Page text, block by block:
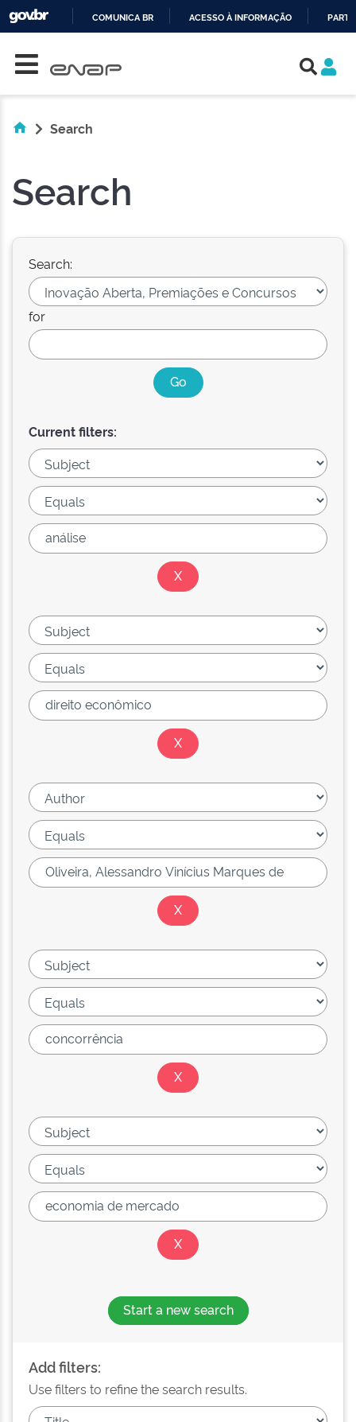
COMUNICA BR ACESSO À INFORMAÇÃO
Search
Search
Search:
for
Current filters:
Start a new search
Add filters:
Use filters to refine the search results.